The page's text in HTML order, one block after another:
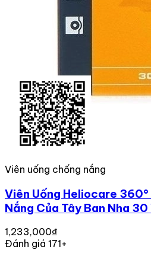
Viên uống chống nắng
Viên Uống Heliocare
Nắng Của Tây Ban Nha 30
1,233,000₫
Đánh giá 171+